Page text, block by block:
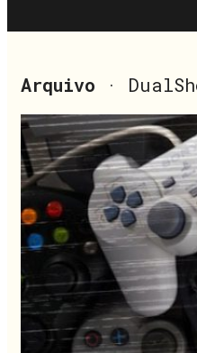
Arquivo ·